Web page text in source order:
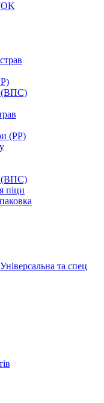
(ВПС)
(PP)
(ВПС)
піци
Універсальна та спец